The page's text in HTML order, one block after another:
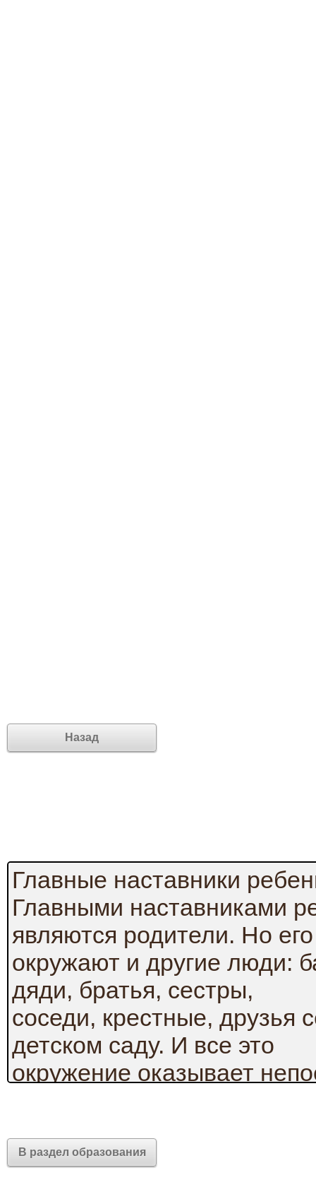
Назад
Главные наставники
Главными наставниками
являются родители. Но его
окружают и другие люди:
дяди, братья, сестры,
соседи, крестные, друзья
детском саду. И все это
окружение оказывает
бабушек-дедушек и прочих
В раздел образования